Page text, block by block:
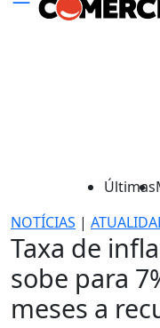
Últimas
NOTÍCIAS |
Taxa de
sobe para
meses a